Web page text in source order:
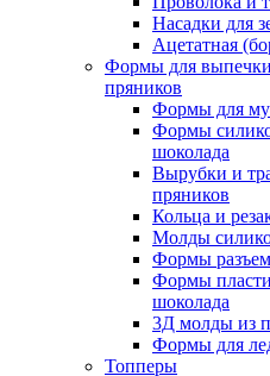
Насадки для
Ацетатная
Формы для
пряников
Формы для
Формы
шоколада
Вырубки и
пряников
Кольца и
Молды
Формы
Формы
шоколада
3Д молды из
Формы для
Топперы